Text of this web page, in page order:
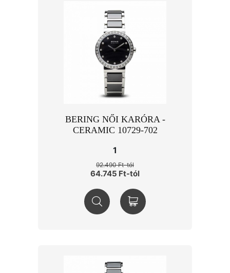
BERING NŐI KARÓRA -
CERAMIC 10729-702
1
92.490 Ft-tól
64.745 Ft-tól